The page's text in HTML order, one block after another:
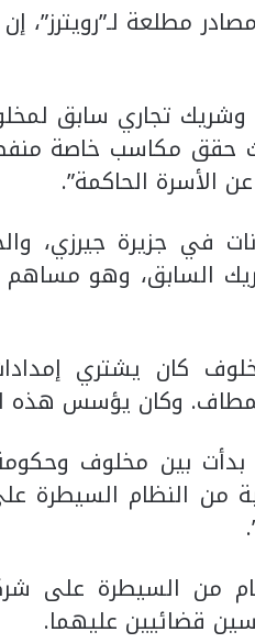
مطلعة
تجاري سابق
حقق مكاسب خاصة
الأسرة الحاكمة”.
في جزيرة جيرزي،
السابق، وهو
كان يشتري
وكان يؤسس هذه
بدأت بين مخلوف
من النظام السيطرة
من السيطرة على
قضائيين عليهما.